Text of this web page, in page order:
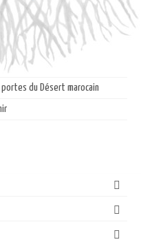
du Désert marocain